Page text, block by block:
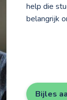
help die
belangrijk
Bijles